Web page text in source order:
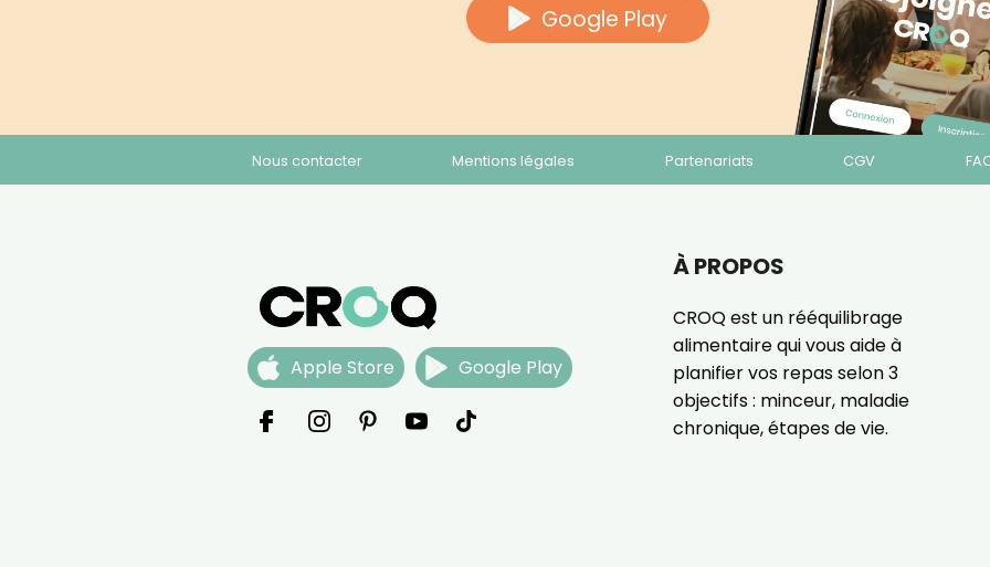
Google Play
Nous contacter Mentions légales Partenariats CGV
Apple Store Google Play
À PROPOS
CROQ est un rééquilibrage
alimentaire qui vous aide à
planifier vos repas selon 3
objectifs : minceur, maladie
chronique, étapes de vie.